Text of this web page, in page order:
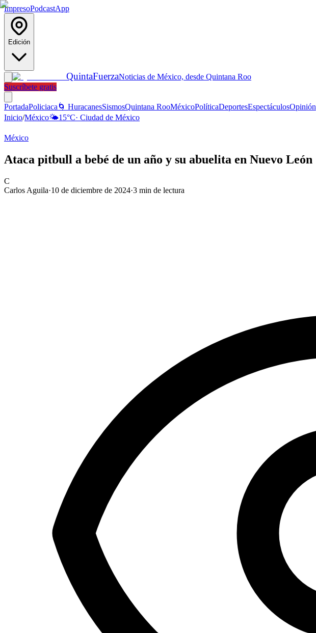
ImpresoPodcastApp
Edición
QuintaFuerzaNoticias de México, desde Quintana Roo
Suscríbete gratis
PortadaPoliciaca 🌀 HuracanesSismosQuintana RooMéxicoPolíticaDeportesEspectáculosOpinión
Inicio/México🌤️15°C· Ciudad de México
México
Ataca pitbull a bebé de un año y su abuelita en Nuevo León
C
Carlos Aguila·10 de diciembre de 2024·3 min de lectura